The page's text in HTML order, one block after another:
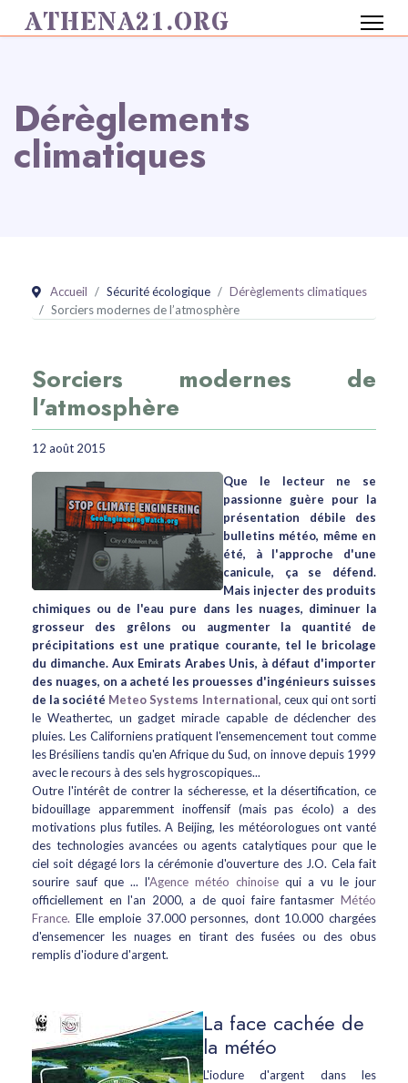
ATHENA21.ORG
Dérèglements
climatiques
Accueil Sécurité écologique
Dérèglements climatiques
Sorciers modernes de l’atmosphère
Sorciers modernes de
l’atmosphère
12 août 2015
Que le lecteur ne se
passionne guère pour la
présentation débile des
bulletins météo, même en
été, à l'approche d'une
canicule, ça se défend.
Mais injecter des produits
chimiques ou de l'eau pure dans les nuages, diminuer la
grosseur des grêlons ou augmenter la quantité de
précipitations est une pratique courante, tel le bricolage
du dimanche. Aux Emirats Arabes Unis, à défaut d'importer
des nuages, on a acheté les prouesses d'ingénieurs suisses
de la société Meteo Systems International, ceux qui ont sorti
le Weathertec, un gadget miracle capable de déclencher des
pluies. Les Californiens pratiquent l'ensemencement tout comme
les Brésiliens tandis qu'en Afrique du Sud, on innove depuis 1999
avec le recours à des sels hygroscopiques...
Outre l'intérêt de contrer la sécheresse, et la désertification, ce
bidouillage apparemment inoffensif (mais pas écolo) a des
motivations plus futiles. A Beijing, les météorologues ont vanté
des technologies avancées ou agents catalytiques pour que le
ciel soit dégagé lors la cérémonie d'ouverture des J.O. Cela fait
sourire sauf que ... l'Agence météo chinoise qui a vu le jour
officiellement en l'an 2000, a de quoi faire fantasmer Météo
France. Elle emploie 37.000 personnes, dont 10.000 chargées
d'ensemencer les nuages en tirant des fusées ou des obus
remplis d'iodure d'argent.
La face cachée de
la météo
L'iodure d'argent dans les